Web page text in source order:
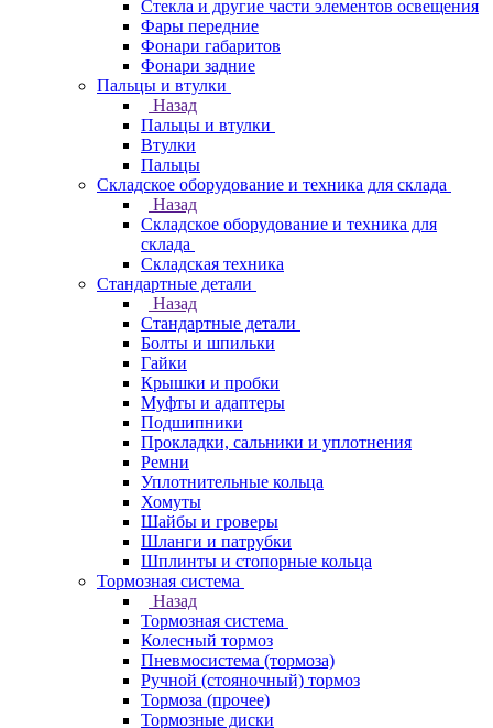
Стекла и другие части элементов освещения
Фары передние
Фонари габаритов
Фонари задние
Пальцы и втулки
Назад
Пальцы и втулки
Втулки
Пальцы
Складское оборудование и техника для склада
Назад
Складское оборудование и техника для
склада
Складская техника
Стандартные детали
Назад
Стандартные детали
Болты и шпильки
Гайки
Крышки и пробки
Муфты и адаптеры
Подшипники
Прокладки, сальники и уплотнения
Ремни
Уплотнительные кольца
Хомуты
Шайбы и гроверы
Шланги и патрубки
Шплинты и стопорные кольца
Тормозная система
Назад
Тормозная система
Колесный тормоз
Пневмосиcтема (тормоза)
Ручной (стояночный) тормоз
Тормоза (прочее)
Тормозные диски